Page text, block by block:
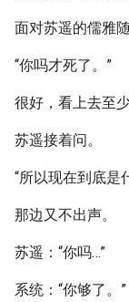
面对苏遥的儒雅
“你吗才死了。”
很好，看上去至
苏遥接着问。
“所以现在到底是
那边又不出声。
苏遥：“你吗…”
系统：“你够了。”